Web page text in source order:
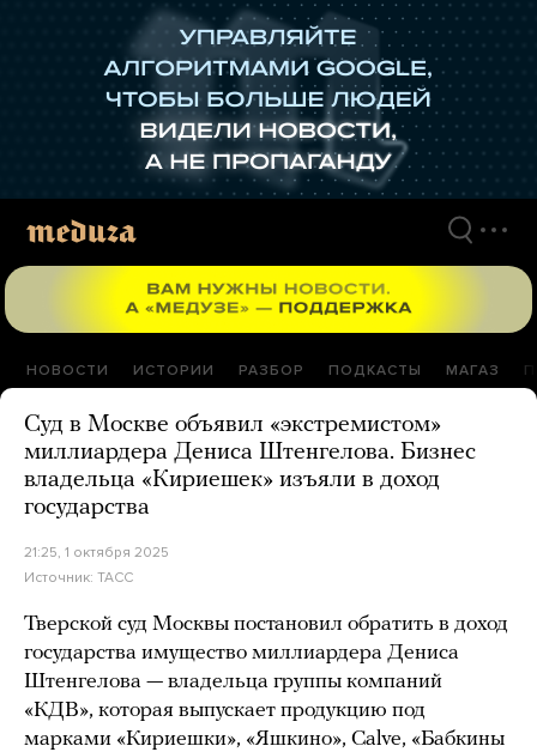
НОВОСТИ ИСТОРИИ РАЗБОР ПОДКАСТЫ МАГАЗ
Суд в Москве объявил «экстремистом»
миллиардера Дениса Штенгелова. Бизнес
владельца «Кириешек» изъяли в доход
государства
21:25, 1 октября 2025
Источник: ТАСС
Тверской суд Москвы постановил обратить в доход
государства имущество миллиардера Дениса
Штенгелова — владельца группы компаний
«КДВ», которая выпускает продукцию под
марками «Кириешки», «Яшкино», Calve, «Бабкины